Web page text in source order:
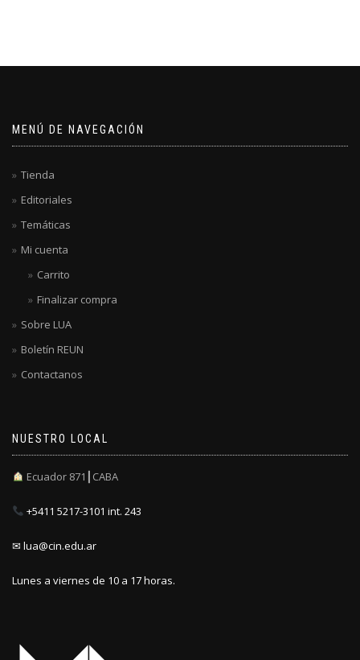
MENÚ DE NAVEGACIÓN
Tienda
Editoriales
Temáticas
Mi cuenta
Carrito
Finalizar compra
Sobre LUA
Boletín REUN
Contactanos
NUESTRO LOCAL
Ecuador 871┃CABA
+5411 5217-3101 int. 243
✉ lua@cin.edu.ar
Lunes a viernes de 10 a 17 horas.